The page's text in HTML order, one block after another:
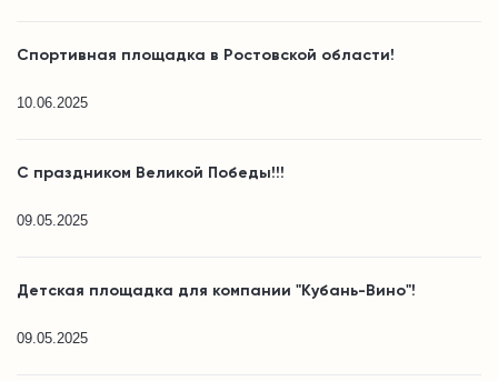
Спортивная площадка в Ростовской области!
10.06.2025
С праздником Великой Победы!!!
09.05.2025
Детская площадка для компании "Кубань-Вино"!
09.05.2025